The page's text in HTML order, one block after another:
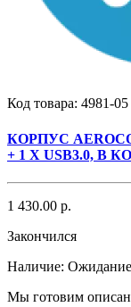
Код товара: 4981-05
КОРПУС
+ 1 X USB3.0, В
1 430.00 р.
Закончился
Наличие:
Мы готовим